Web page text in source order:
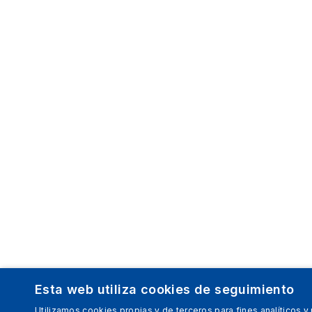
Esta web utiliza cookies de seguimiento